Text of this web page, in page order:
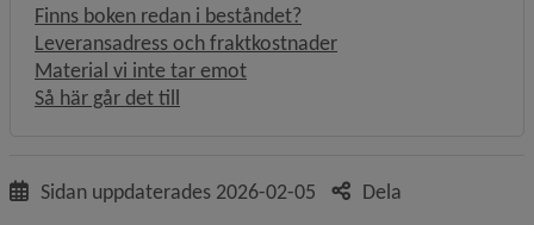
Finns boken redan i beståndet?
Leveransadress och fraktkostnader
Material vi inte tar emot
Så här går det till
Sidan uppdaterades 2026-02-05 Dela